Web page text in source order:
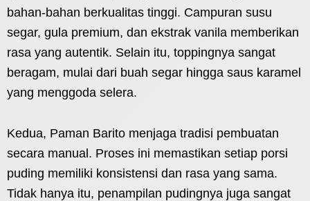
bahan-bahan berkualitas tinggi. Campuran susu
segar, gula premium, dan ekstrak vanila memberikan
rasa yang autentik. Selain itu, toppingnya sangat
beragam, mulai dari buah segar hingga saus karamel
yang menggoda selera.
Kedua, Paman Barito menjaga tradisi pembuatan
secara manual. Proses ini memastikan setiap porsi
puding memiliki konsistensi dan rasa yang sama.
Tidak hanya itu, penampilan pudingnya juga sangat